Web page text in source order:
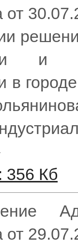
от
и
в
356 Кб
от